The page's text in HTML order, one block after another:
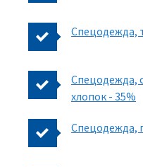
Спецодежда,
Спецодежда,
хлопок - 35%
Спецодежда,